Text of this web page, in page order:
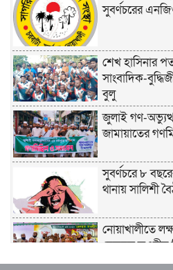
সুবর্ণচরের
শেখ হাসিনার
সাংবাদিক-
বুলু
জুলাই গণ-
জামায়াতের
সুবর্ণচরে ৮
থানায় সালিশী
নোয়াখালীতে
হেজবুত তওহীদ